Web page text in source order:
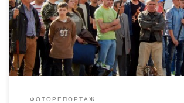
акцію «За єдину, соборну, неподільну,
- проти війни».
ФОТОРЕПОРТАЖ